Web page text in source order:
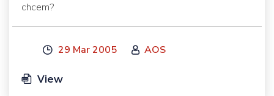
chcem?
29 Mar 2005 AOS
View